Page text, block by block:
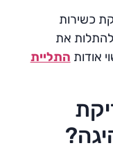
כשירות
להתלות את
אודות התליית